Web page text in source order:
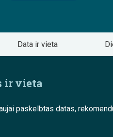
Data ir vieta
ir vieta
paskelbtas datas,